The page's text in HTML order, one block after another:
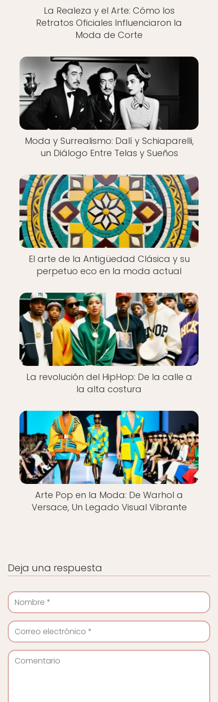
La Realeza y el Arte: Cómo los
Retratos Oficiales Influenciaron la
Moda de Corte
Moda y Surrealismo: Dalí y Schiaparelli,
un Diálogo Entre Telas y Sueños
El arte de la Antigüedad Clásica y su
perpetuo eco en la moda actual
La revolución del HipHop: De la calle a
la alta costura
Arte Pop en la Moda: De Warhol a
Versace, Un Legado Visual Vibrante
Deja una respuesta